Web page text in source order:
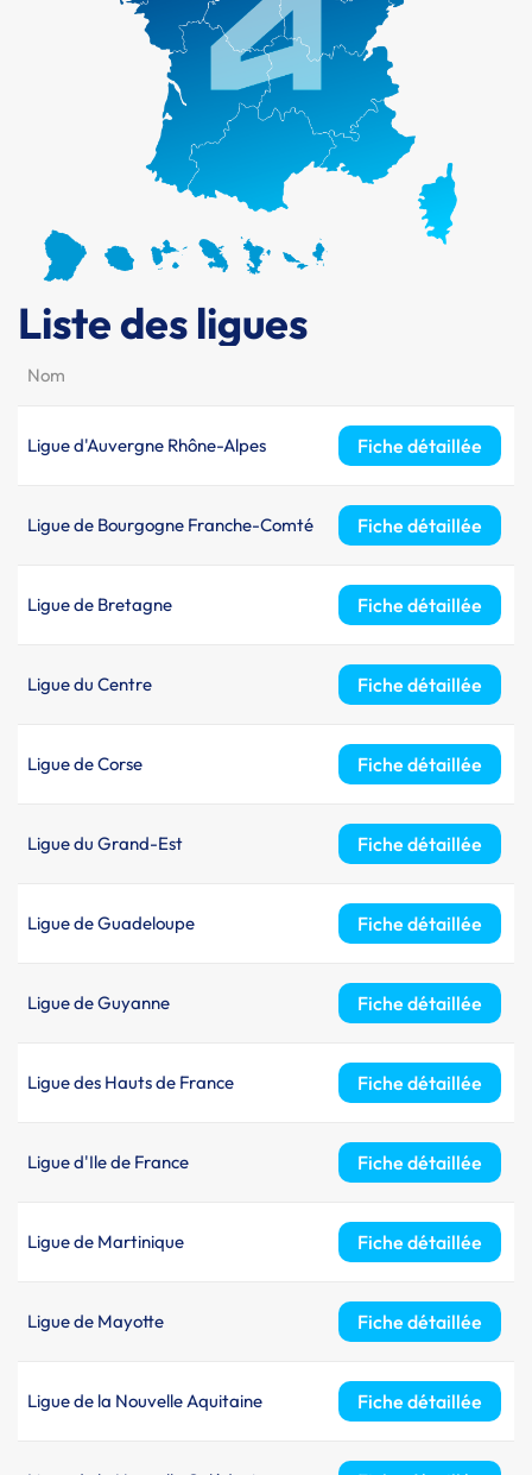
Liste des ligues
Nom
Ligue d'Auvergne Rhône-Alpes Fiche détaillée
Ligue de Bourgogne Franche-Comté Fiche détaillée
Ligue de Bretagne Fiche détaillée
Ligue du Centre Fiche détaillée
Ligue de Corse Fiche détaillée
Ligue du Grand-Est Fiche détaillée
Ligue de Guadeloupe Fiche détaillée
Ligue de Guyanne Fiche détaillée
Ligue des Hauts de France Fiche détaillée
Ligue d'Ile de France Fiche détaillée
Ligue de Martinique Fiche détaillée
Ligue de Mayotte Fiche détaillée
Ligue de la Nouvelle Aquitaine Fiche détaillée